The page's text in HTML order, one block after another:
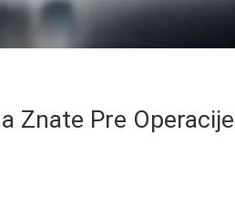
Znate Pre Operacije